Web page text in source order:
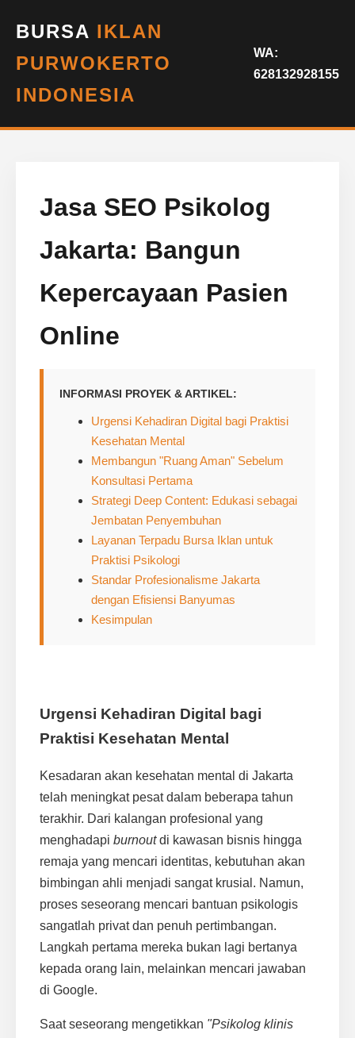
BURSA IKLAN
PURWOKERTO
INDONESIA
WA:
628132928155
Jasa SEO Psikolog
Jakarta: Bangun
Kepercayaan Pasien
Online
INFORMASI PROYEK & ARTIKEL:
Urgensi Kehadiran Digital bagi Praktisi
Kesehatan Mental
Membangun "Ruang Aman" Sebelum
Konsultasi Pertama
Strategi Deep Content: Edukasi sebagai
Jembatan Penyembuhan
Layanan Terpadu Bursa Iklan untuk
Praktisi Psikologi
Standar Profesionalisme Jakarta
dengan Efisiensi Banyumas
Kesimpulan
Urgensi Kehadiran Digital bagi
Praktisi Kesehatan Mental
Kesadaran akan kesehatan mental di Jakarta
telah meningkat pesat dalam beberapa tahun
terakhir. Dari kalangan profesional yang
menghadapi burnoutdi kawasan bisnis hingga
remaja yang mencari identitas, kebutuhan akan
bimbingan ahli menjadi sangat krusial. Namun,
proses seseorang mencari bantuan psikologis
sangatlah privat dan penuh pertimbangan.
Langkah pertama mereka bukan lagi bertanya
kepada orang lain, melainkan mencari jawaban
di Google.
Saat seseorang mengetikkan "Psikolog klinis